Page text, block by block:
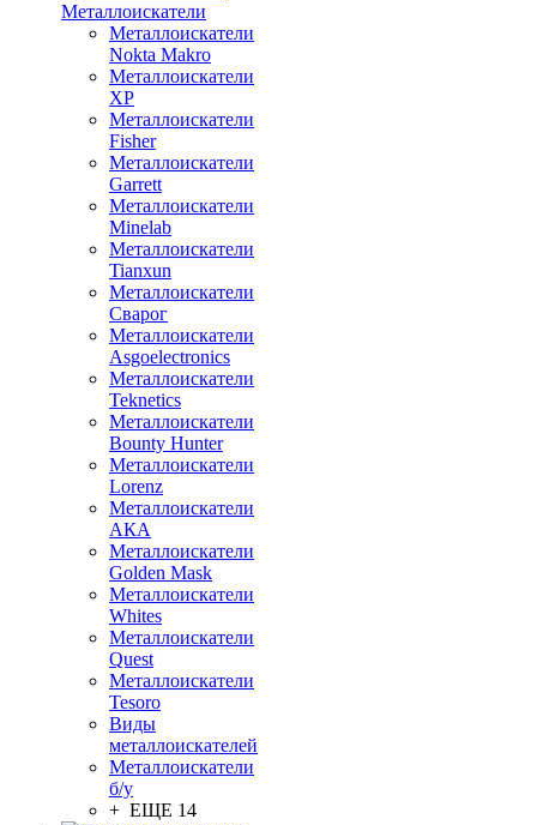
Металлоискатели
Металлоискатели
Nokta Makro
Металлоискатели
XP
Металлоискатели
Fisher
Металлоискатели
Garrett
Металлоискатели
Minelab
Металлоискатели
Tianxun
Металлоискатели
Сварог
Металлоискатели
Asgoelectronics
Металлоискатели
Teknetics
Металлоискатели
Bounty Hunter
Металлоискатели
Lorenz
Металлоискатели
АКА
Металлоискатели
Golden Mask
Металлоискатели
Whites
Металлоискатели
Quest
Металлоискатели
Tesoro
Виды
металлоискателей
Металлоискатели
б/у
+ ЕЩЕ 14